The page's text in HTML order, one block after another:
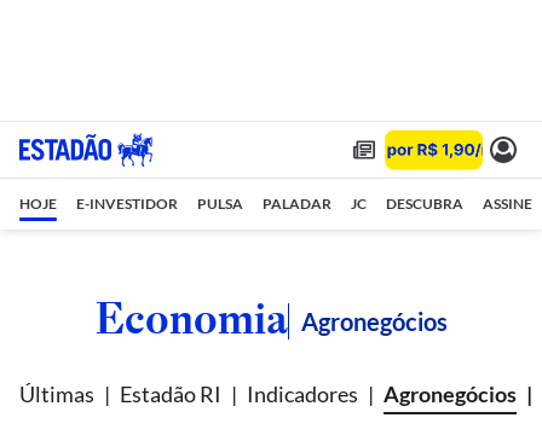
HOJE E-INVESTIDOR PULSA PALADAR JC DESCUBRA ASSINE
Economia Agronegócios
Últimas Estadão RI Indicadores Agronegócios